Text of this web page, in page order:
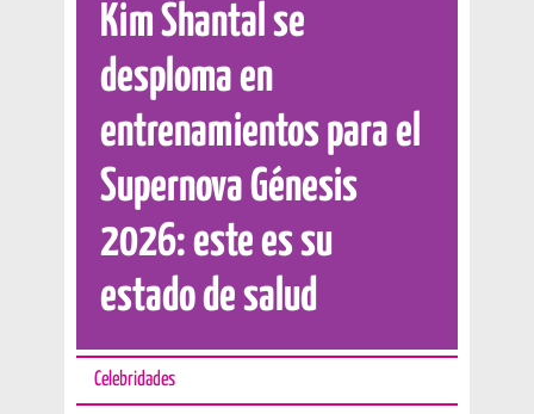
Kim Shantal se
desploma en
entrenamientos para el
Supernova Génesis
2026: este es su
estado de salud
Celebridades